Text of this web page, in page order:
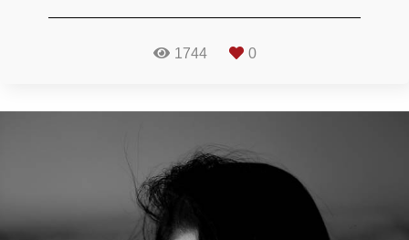
1744 0